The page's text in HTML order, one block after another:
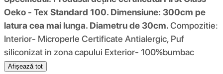
Oeko - Tex Standard 100. Dimensiune: 300cm pe
latura cea mai lunga. Diametru de 30cm.Compozitie:
Interior- Microperle Certificate Antialergic, Puf
siliconizat in zona capului Exterior- 100%bumbac
Afișează tot